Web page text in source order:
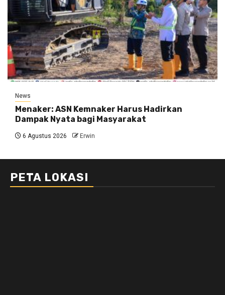
News
Menaker: ASN Kemnaker Harus Hadirkan
Dampak Nyata bagi Masyarakat
6 Agustus 2026 Erwin
PETA LOKASI